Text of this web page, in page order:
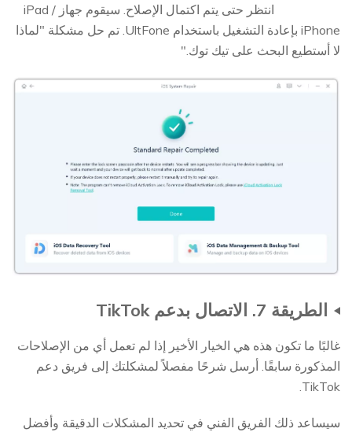
انتظر حتى يتم اكتمال الإصلاح. سيقوم جهاز iPad /
iPhone بإعادة التشغيل باستخدام UltFone. تم حل مشكلة "لماذا
لا أستطيع البحث على تيك توك."
الطريقة 7. الاتصال بدعم TikTok
غالبًا ما تكون هذه هي الخيار الأخير إذا لم تعمل أي من الإصلاحات
المذكورة سابقًا. أرسل شرحًا مفصلاً لمشكلتك إلى فريق دعم
TikTok.
سيساعد ذلك الفريق الفني في تحديد المشكلات الدقيقة وأفضل